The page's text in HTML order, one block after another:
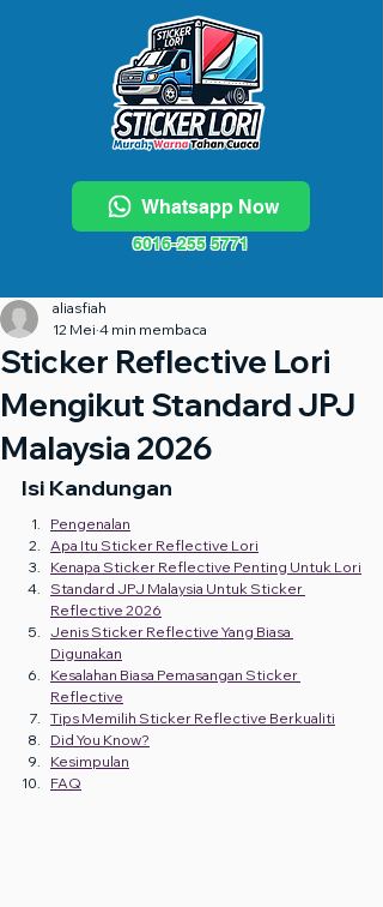
Whatsapp Now
6016-255 5771
Sticker Reflective Lori
Mengikut Standard JPJ
Malaysia 2026
aliasfiah
12 Mei 4 min membaca
Isi Kandungan
Pengenalan
Apa Itu Sticker Reflective Lori
Kenapa Sticker Reflective Penting Untuk Lori
Standard JPJ Malaysia Untuk Sticker
Reflective 2026
Jenis Sticker Reflective Yang Biasa
Digunakan
Kesalahan Biasa Pemasangan Sticker
Reflective
Tips Memilih Sticker Reflective Berkualiti
Did You Know?
Kesimpulan
FAQ